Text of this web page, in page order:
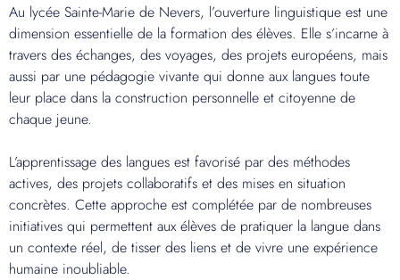
Au lycée Sainte-Marie de Nevers, l’ouverture linguistique est une
dimension essentielle de la formation des élèves. Elle s’incarne à
travers des échanges, des voyages, des projets européens, mais
aussi par une pédagogie vivante qui donne aux langues toute
leur place dans la construction personnelle et citoyenne de
chaque jeune.
L’apprentissage des langues est favorisé par des méthodes
actives, des projets collaboratifs et des mises en situation
concrètes. Cette approche est complétée par de nombreuses
initiatives qui permettent aux élèves de pratiquer la langue dans
un contexte réel, de tisser des liens et de vivre une expérience
humaine inoubliable.